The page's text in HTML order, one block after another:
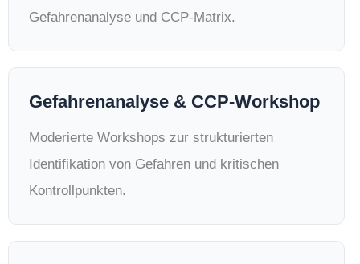
Gefahrenanalyse und CCP-Matrix.
Gefahrenanalyse & CCP-Workshop
Moderierte Workshops zur strukturierten
Identifikation von Gefahren und kritischen
Kontrollpunkten.